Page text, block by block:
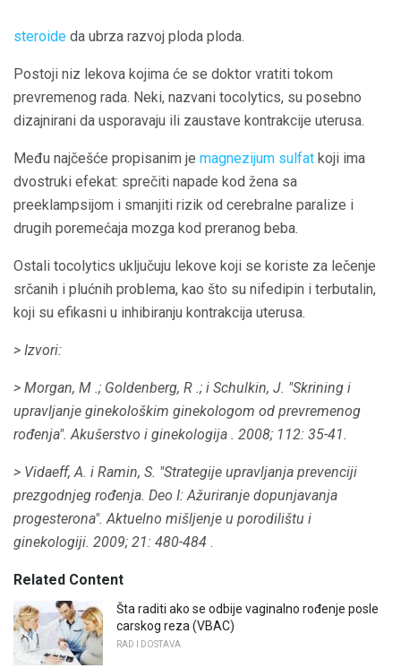
steroide da ubrza razvoj ploda ploda.
Postoji niz lekova kojima će se doktor vratiti tokom
prevremenog rada. Neki, nazvani tocolytics, su posebno
dizajnirani da usporavaju ili zaustave kontrakcije uterusa.
Među najčešće propisanim je magnezijum sulfat koji ima
dvostruki efekat: sprečiti napade kod žena sa
preeklampsijom i smanjiti rizik od cerebralne paralize i
drugih poremećaja mozga kod preranog beba.
Ostali tocolytics uključuju lekove koji se koriste za lečenje
srčanih i plućnih problema, kao što su nifedipin i terbutalin,
koji su efikasni u inhibiranju kontrakcija uterusa.
> Izvori:
> Morgan, M .; Goldenberg, R .; i Schulkin, J. "Skrining i
upravljanje ginekološkim ginekologom od prevremenog
rođenja". Akušerstvo i ginekologija . 2008; 112: 35-41.
> Vidaeff, A. i Ramin, S. "Strategije upravljanja prevenciji
prezgodnjeg rođenja. Deo I: Ažuriranje dopunjavanja
progesterona". Aktuelno mišljenje u porodilištu i
ginekologiji. 2009; 21: 480-484 .
Related Content
Šta raditi ako se odbije vaginalno rođenje posle
carskog reza (VBAC)
RAD I DOSTAVA